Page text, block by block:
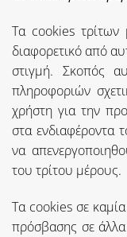
Τα cookies τρίτων
διαφορετικό από
στιγμή. Σκοπός
πληροφοριών
χρήστη για την
στα
να
του τρίτου μέρους.
Τα cookies σε
πρόσβασης σε